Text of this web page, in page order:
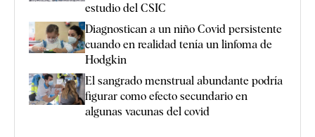
estudio del CSIC
Diagnostican a un niño Covid persistente
cuando en realidad tenía un linfoma de
Hodgkin
El sangrado menstrual abundante podría
figurar como efecto secundario en
algunas vacunas del covid